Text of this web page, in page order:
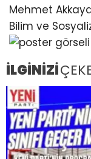
Mehmet
Bilim ve
İLGİNİZİ